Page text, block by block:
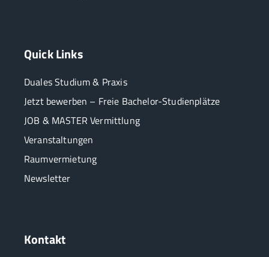
Quick Links
Duales Studium & Praxis
Jetzt bewerben – Freie Bachelor-Studienplätze
JOB & MASTER Vermittlung
Veranstaltungen
Raumvermietung
Newsletter
Kontakt